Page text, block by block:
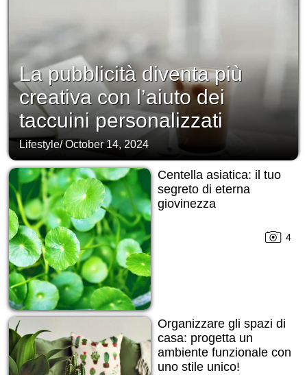
La pubblicità diventa più
creativa con l’aiuto dei
taccuini personalizzati
Lifestyle/October 14, 2024
Centella asiatica: il tuo
segreto di eterna
giovinezza
4
Organizzare gli spazi di
casa: progetta un
ambiente funzionale con
uno stile unico!